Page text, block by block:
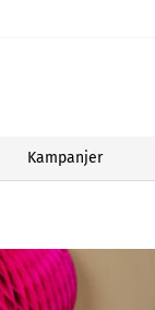
Kampanjer